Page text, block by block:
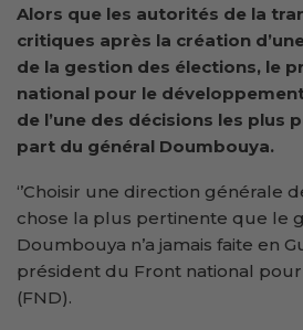
Alors que les autorités de la
critiques après la création
de la gestion des élections, le
national pour le développement
de l’une des décisions les plus
part du général Doumbouya.
‘’Choisir une direction générale
chose la plus pertinente que le
Doumbouya n’a jamais faite en
président du Front national
(FND).